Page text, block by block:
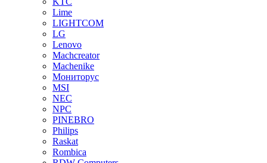
Lime
LIGHTCOM
LG
Lenovo
Machcreator
Machenike
Мониторус
MSI
NEC
NPC
PINEBRO
Philips
Raskat
Rombica